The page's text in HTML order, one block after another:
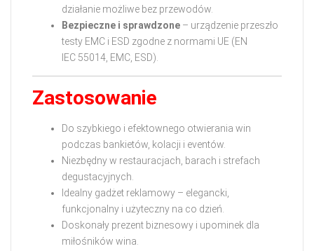
działanie możliwe bez przewodów.
Bezpieczne i sprawdzone – urządzenie przeszło
testy EMC i ESD zgodne z normami UE (EN
IEC 55014, EMC, ESD).
Zastosowanie
Do szybkiego i efektownego otwierania win
podczas bankietów, kolacji i eventów.
Niezbędny w restauracjach, barach i strefach
degustacyjnych.
Idealny gadżet reklamowy – elegancki,
funkcjonalny i użyteczny na co dzień.
Doskonały prezent biznesowy i upominek dla
miłośników wina.